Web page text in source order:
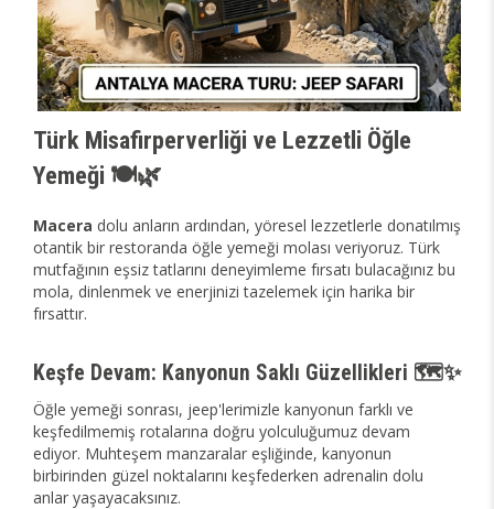
Türk Misafirperverliği ve Lezzetli Öğle
Yemeği 🍽️🌿
Macera dolu anların ardından, yöresel lezzetlerle donatılmış
otantik bir restoranda öğle yemeği molası veriyoruz. Türk
mutfağının eşsiz tatlarını deneyimleme fırsatı bulacağınız bu
mola, dinlenmek ve enerjinizi tazelemek için harika bir
fırsattır.
Keşfe Devam: Kanyonun Saklı Güzellikleri 🗺️✨
Öğle yemeği sonrası, jeep'lerimizle kanyonun farklı ve
keşfedilmemiş rotalarına doğru yolculuğumuz devam
ediyor. Muhteşem manzaralar eşliğinde, kanyonun
birbirinden güzel noktalarını keşfederken adrenalin dolu
anlar yaşayacaksınız.